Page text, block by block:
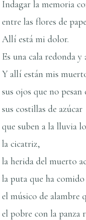
Indagar la memoria
entre las flores de
Allí­ está mi dolor.
Es una cala redonda
Y allí­ están mis
sus ojos que no pesan
sus costillas de azúcar
que suben a la lluvia
la cicatriz,
la herida del muerto
la puta que ha
el músico de alambre
el pobre con la panza